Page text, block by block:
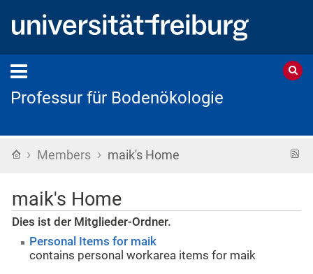
Professur für Bodenökologie
Startseite
› Members › maik's Home
maik's Home
Dies ist der Mitglieder-Ordner.
Personal Items for maik
contains personal workarea items for maik